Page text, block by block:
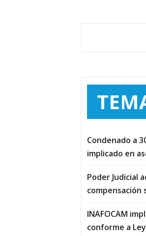
Condenado a
implicado en
Poder Judicial
compensación
INAFOCAM
conforme a